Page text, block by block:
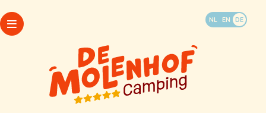
WhatsApp
Pakete
Öffnungszeiten
Mein Molenhof
FAQ
Lageplan
NL EN DE
Urlaub buchen
Unterkünfte
Last-Minute-Angebote
Aktivitäten und Erlebnisse
Kontakt & Infos